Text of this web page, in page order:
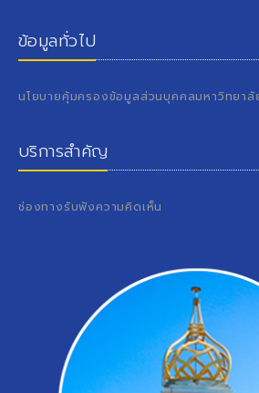
ข้อมูลทั่วไป
นโยบายคุ้มครองข้อมูลส่วนบุคคลมหาวิทยาลั
บริการสำคัญ
ช่องทางรับฟังความคิดเห็น